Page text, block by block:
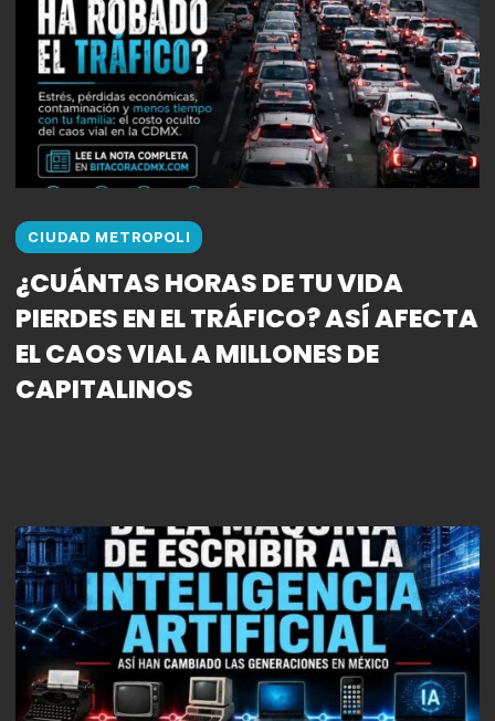
CIUDAD METROPOLI
¿CUÁNTAS HORAS DE TU VIDA
PIERDES EN EL TRÁFICO? ASÍ AFECTA
EL CAOS VIAL A MILLONES DE
CAPITALINOS